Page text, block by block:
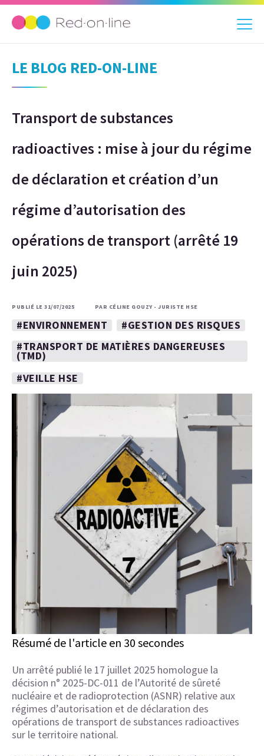
LE BLOG RED-ON-LINE
Transport de substances
radioactives : mise à jour du régime
de déclaration et création d’un
régime d’autorisation des
opérations de transport (arrêté 19
juin 2025)
PUBLIÉ LE 31/07/2025 PAR CÉLINE GOUZY - JURISTE HSE
#ENVIRONNEMENT
#GESTION DES RISQUES
#TRANSPORT DE MATIÈRES DANGEREUSES
(TMD)
#VEILLE HSE
Résumé de l'article en 30 secondes
Un arrêté publié le 17 juillet 2025 homologue la
décision n° 2025-DC-011 de l’Autorité de sûreté
nucléaire et de radioprotection (ASNR) relative aux
régimes d’autorisation et de déclaration des
opérations de transport de substances radioactives
sur le territoire national.